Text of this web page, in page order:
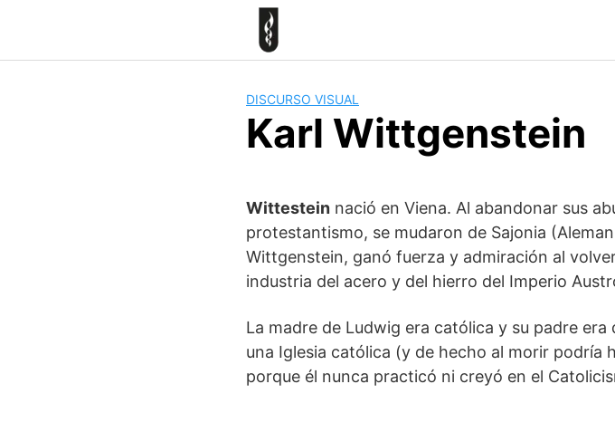
DISCURSO VISUAL
Karl Wittgenstein
Wittestein nació en Viena. Al abandonar sus
protestantismo, se mudaron de Sajonia
Wittgenstein, ganó fuerza y admiración al
industria del acero y del hierro del Imperio
La madre de Ludwig era católica y su padre
una Iglesia católica (y de hecho al morir
porque él nunca practicó ni creyó en el